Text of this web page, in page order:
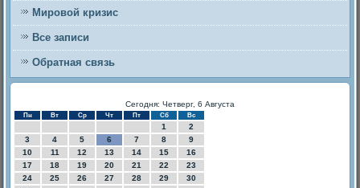
Мировой кризис
Все записи
Обратная связь
Сегодня: Четверг, 6 Августа
Пн Вт Ср Чт Пт Сб Вс
1
2
3
4 5 6 7 8
9
10
11 12 13 14 15
16
17
18 19 20 21 22
23
24
25 26 27 28 29
30